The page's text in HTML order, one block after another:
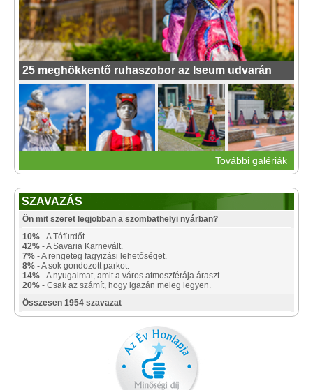
25 meghökkentő ruhaszobor az Iseum udvarán
További galériák
SZAVAZÁS
Ön mit szeret legjobban a szombathelyi nyárban?
10% - A Tófürdőt.
42% - A Savaria Karnevált.
7% - A rengeteg fagyizási lehetőséget.
8% - A sok gondozott parkot.
14% - A nyugalmat, amit a város atmoszférája áraszt.
20% - Csak az számít, hogy igazán meleg legyen.
Összesen 1954 szavazat